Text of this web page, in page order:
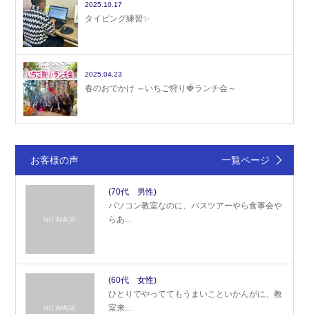
2025.10.17
タイピング練習✨
2025.04.23
春のおでかけ ～いちご狩り🍓ランチ会～
お客様の声 一覧ページ
(70代 男性)
パソコン教室なのに、バスツアーやら食事会や
らあ...
(60代 女性)
ひとりでやっててもうまいこといかんがに、教
室来...